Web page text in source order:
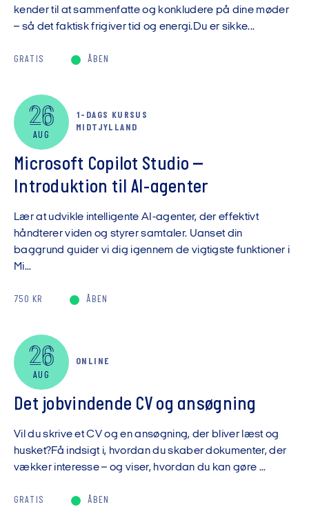
kender til at sammenfatte og konkludere på dine møder
– så det faktisk frigiver tid og energi.Du er sikke...
GRATIS ÅBEN
26
AUG
1-DAGS KURSUS
MIDTJYLLAND
Microsoft Copilot Studio –
Introduktion til AI-agenter
Lær at udvikle intelligente AI-agenter, der effektivt
håndterer viden og styrer samtaler. Uanset din
baggrund guider vi dig igennem de vigtigste funktioner i
Mi...
750 KR ÅBEN
26
AUG
ONLINE
Det jobvindende CV og ansøgning
Vil du skrive et CV og en ansøgning, der bliver læst og
husket?Få indsigt i, hvordan du skaber dokumenter, der
vækker interesse – og viser, hvordan du kan gøre ...
GRATIS ÅBEN